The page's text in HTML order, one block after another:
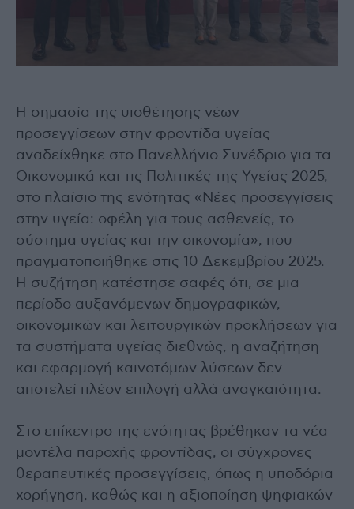
Η σημασία της υιοθέτησης νέων
προσεγγίσεων στην φροντίδα υγείας
αναδείχθηκε στο Πανελλήνιο Συνέδριο για τα
Οικονομικά και τις Πολιτικές της Υγείας 2025,
στο πλαίσιο της ενότητας «Νέες προσεγγίσεις
στην υγεία: οφέλη για τους ασθενείς, το
σύστημα υγείας και την οικονομία», που
πραγματοποιήθηκε στις 10 Δεκεμβρίου 2025.
Η συζήτηση κατέστησε σαφές ότι, σε μια
περίοδο αυξανόμενων δημογραφικών,
οικονομικών και λειτουργικών προκλήσεων για
τα συστήματα υγείας διεθνώς, η αναζήτηση
και εφαρμογή καινοτόμων λύσεων δεν
αποτελεί πλέον επιλογή αλλά αναγκαιότητα.
Στο επίκεντρο της ενότητας βρέθηκαν τα νέα
μοντέλα παροχής φροντίδας, οι σύγχρονες
θεραπευτικές προσεγγίσεις, όπως η υποδόρια
χορήγηση, καθώς και η αξιοποίηση ψηφιακών